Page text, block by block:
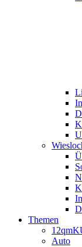
Themen
Auto